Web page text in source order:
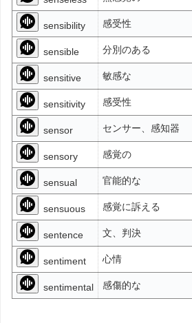
sensibility 感受性
sensible 分別のある
sensitive 敏感な
sensitivity 感受性
sensor センサー、感知器
sensory 感覚の
sensual 官能的な
sensuous 感覚に訴える
sentence 文、判決
sentiment 心情
sentimental 感傷的な